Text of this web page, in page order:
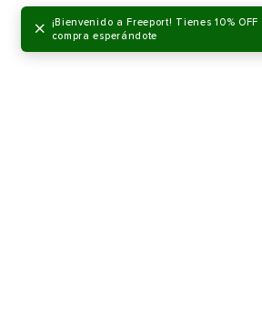
×
¡Bienvenido a Freeport! Tienes 10%
compra esperándote